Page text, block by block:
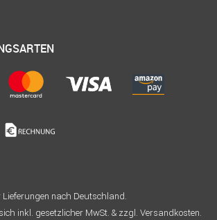
Lieferungen nach Deutschland.
inkl. gesetzlicher MwSt. & zzgl. Versandkosten.